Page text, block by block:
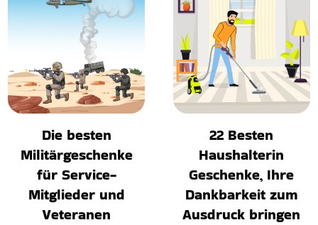
Die besten
Militärgeschenke
für Service-
Mitglieder und
Veteranen
22 Besten
Haushalterin
Geschenke, Ihre
Dankbarkeit zum
Ausdruck bringen